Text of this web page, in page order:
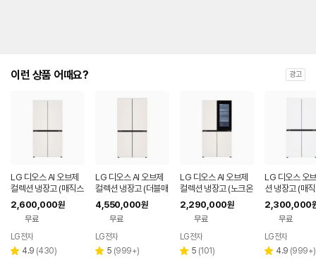
이런 상품 어때요? 광고
LG 디오스 AI 오브제
컬렉션 냉장고 (매직스
페이스) T876MEE1
H1
2,600,000원
무료
LG전자
별 4.9 리
(430)
LG 디오스 AI 오브제
컬렉션 냉장고 (더블매
직스페이스) M876G
BB231
4,550,000원
무료
LG전자
별 5 리
(999+)
LG 디오스 AI 오브제
컬렉션 냉장고 (노크온
매직스페이스) T876
MEE412
2,290,000원
무료
LG전자
별 5 리
(101)
LG 디오스 오
션 냉장고 (매
스)
2,300,000
무료
LG전자
별 4.9 리
(999+)